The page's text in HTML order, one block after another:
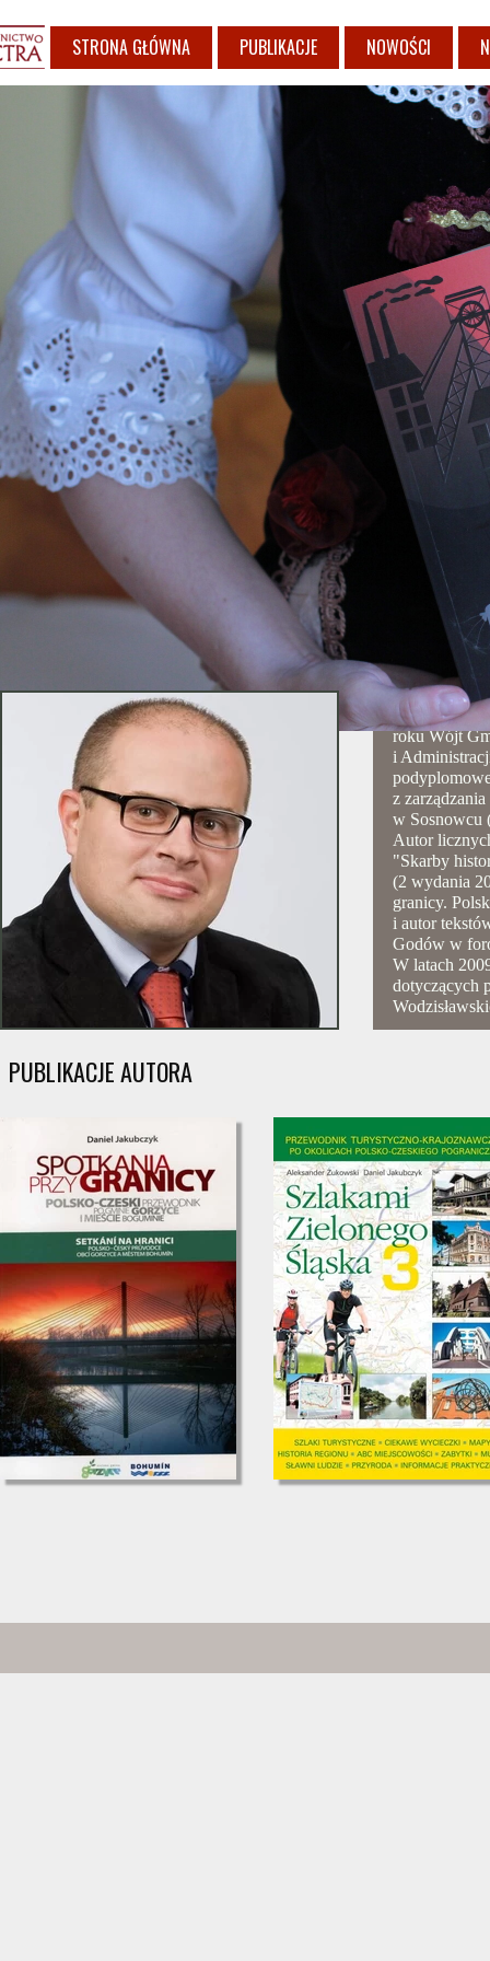
STRONA GŁÓWNA PUBLIKACJE
KSIĄŻKI
ALBUMY I PRZEWODNIKI
POEZJA
PUBLIKACJE ZLECONE
NOWOŚCI
Daniel
rokuWójt
i
z
w Sosnowcu
Autor
"Skarby
(2 wydania
granicy.
i autor
Godów w
W latach
dotyczących
PUBLIKACJE AUTORA